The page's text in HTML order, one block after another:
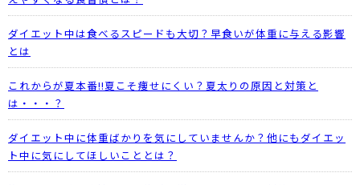
ダイエット中は食べるスピードも大切？早食いが体重に与える影響
とは
これからが夏本番!!夏こそ痩せにくい？夏太りの原因と対策と
は・・・？
ダイエット中に体重ばかりを気にしていませんか？他にもダイエッ
ト中に気にしてほしいこととは？